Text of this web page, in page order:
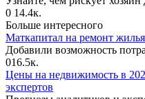
0 14.4к.
Больше интересного
Маткапитал на ремонт
Добавили возможность
016.5к.
Цены на недвижимость в
экспертов